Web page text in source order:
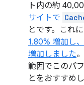
ト内の約
サイトで
とです。これに
1.80% 増加し
増加しました
範囲でこのパ
とをおすすめ